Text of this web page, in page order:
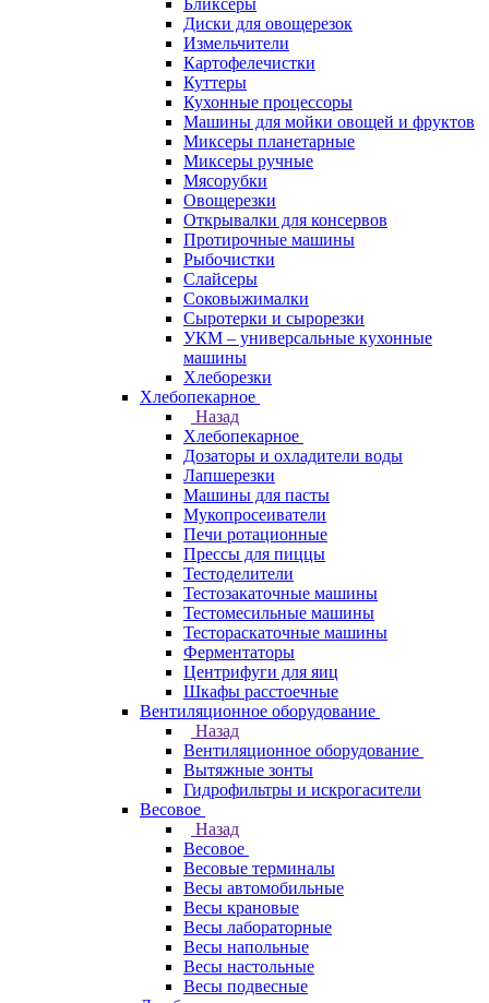
Бликсеры
Диски для овощерезок
Измельчители
Картофелечистки
Куттеры
Кухонные процессоры
Машины для мойки овощей и фруктов
Миксеры планетарные
Миксеры ручные
Мясорубки
Овощерезки
Открывалки для консервов
Протирочные машины
Рыбочистки
Слайсеры
Соковыжималки
Сыротерки и сырорезки
УКМ – универсальные кухонные
машины
Хлеборезки
Хлебопекарное
Назад
Хлебопекарное
Дозаторы и охладители воды
Лапшерезки
Машины для пасты
Мукопросеиватели
Печи ротационные
Прессы для пиццы
Тестоделители
Тестозакаточные машины
Тестомесильные машины
Тестораскаточные машины
Ферментаторы
Центрифуги для яиц
Шкафы расстоечные
Вентиляционное оборудование
Назад
Вентиляционное оборудование
Вытяжные зонты
Гидрофильтры и искрогасители
Весовое
Назад
Весовое
Весовые терминалы
Весы автомобильные
Весы крановые
Весы лабораторные
Весы напольные
Весы настольные
Весы подвесные